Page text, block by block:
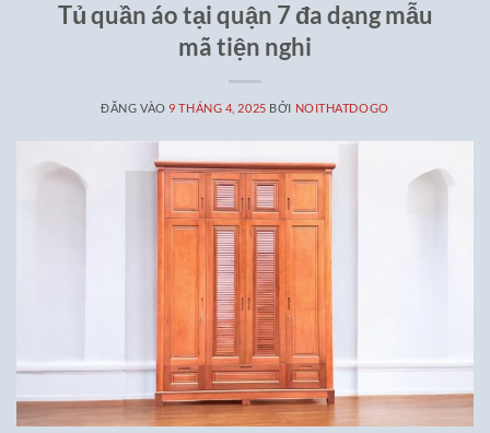
Tủ quần áo tại quận 7 đa dạng mẫu
mã tiện nghi
ĐĂNG VÀO9 THÁNG 4, 2025 BỞI NOITHATDOGO